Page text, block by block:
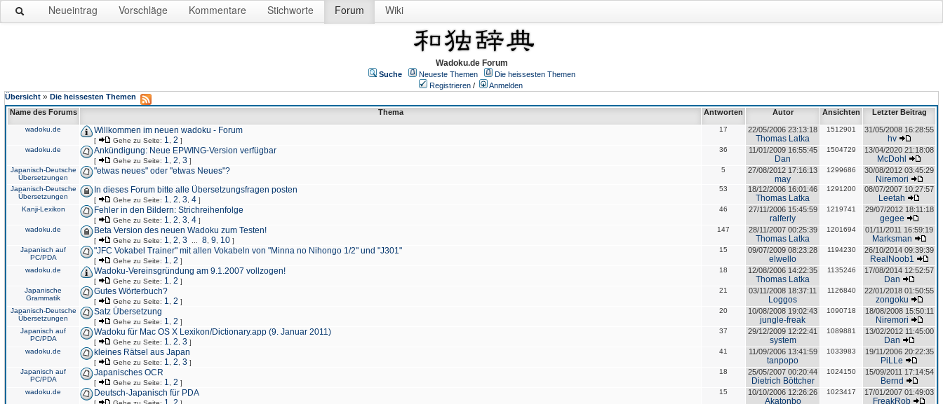
Neueintrag Vorschläge Kommentare Stichworte Forum Wiki
Wadoku.de Forum
Suche Neueste Themen
Die heissesten Themen
Registrieren /
Anmelden
Übersicht » Die heissesten Themen
Name des Forums
Thema Antworten Autor Ansichten Letzter Beitrag
wadoku.de Willkommen im neuen wadoku - Forum
[ Gehe zu Seite: 1 2 ]
17 22/05/2006 23:13:18
Thomas Latka
1512901 31/05/2008 16:28:55
hv
wadoku.de Ankündigung: Neue EPWING-Version verfügbar
[ Gehe zu Seite: 1 2 3 ]
36 11/01/2009 16:55:45
Dan
1504729 13/04/2020 21:18:08
McDohl
Japanisch-Deutsche
Übersetzungen
"etwas neues" oder "etwas Neues"? 5 27/08/2012 17:16:13
may
1299686 30/08/2012 03:45:29
Niremori
Japanisch-Deutsche
Übersetzungen
In dieses Forum bitte alle Übersetzungsfragen posten
[ Gehe zu Seite: 1 2 3 4 ]
53 18/12/2006 16:01:46
Thomas Latka
1291200 08/07/2007 10:27:57
Leetah
Kanji-Lexikon Fehler in den Bildern: Strichreihenfolge
[ Gehe zu Seite: 1 2 3 4 ]
46 27/11/2006 15:45:59
ralferly
1219741 29/07/2012 18:11:18
gegee
wadoku.de Beta Version des neuen Wadoku zum Testen!
[ Gehe zu Seite: 1 2 3 8 9 10 ]
147 28/11/2007 00:25:39
Thomas Latka
1201694 01/11/2011 16:59:19
Marksman
Japanisch auf
PC/PDA
"JFC Vokabel Trainer" mit allen Vokabeln von "Minna no Nihongo 1/2" und "J301"
[ Gehe zu Seite: 1 2 ]
15 09/07/2009 08:23:28
elwello
1194230 26/10/2014 09:39:39
RealNoob1
wadoku.de Wadoku-Vereinsgründung am 9.1.2007 vollzogen!
[ Gehe zu Seite: 1 2 ]
18 12/08/2006 14:22:35
Thomas Latka
1135246 17/08/2014 12:52:57
Dan
Japanische
Grammatik
Gutes Wörterbuch?
[ Gehe zu Seite: 1 2 ]
21 03/11/2008 18:37:11
Loggos
1126840 22/01/2018 01:50:55
zongoku
Japanisch-Deutsche
Übersetzungen
Satz Übersetzung
[ Gehe zu Seite: 1 2 ]
20 10/08/2008 19:02:43
jungle-freak
1090718 18/08/2008 15:50:11
Niremori
Japanisch auf
PC/PDA
Wadoku für Mac OS X Lexikon/Dictionary.app (9. Januar 2011)
[ Gehe zu Seite: 1 2 3 ]
37 29/12/2009 12:22:41
system
1089881 13/02/2012 11:45:00
Dan
wadoku.de kleines Rätsel aus Japan
[ Gehe zu Seite: 1 2 3 ]
41 11/09/2006 13:41:59
tanpopo
1033983 19/11/2006 20:22:35
PiLLe
Japanisch auf
PC/PDA
Japanisches OCR
[ Gehe zu Seite: 1 2 ]
18 25/05/2007 00:20:44
Dietrich Böttcher
1024150 15/09/2011 17:14:54
Bernd
wadoku.de Deutsch-Japanisch für PDA 15 10/10/2006 12:26:26
Akatonbo
1023417 17/01/2007 01:49:03
FreakRob